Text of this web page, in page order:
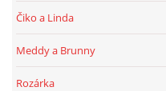
Čiko a Linda
Meddy a Brunny
Rozárka